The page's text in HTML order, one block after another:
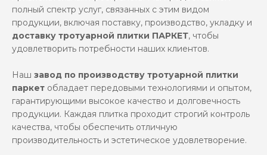
полный спектр услуг, связанных с этим видом
продукции, включая поставку, производство, укладку и
доставку тротуарной плитки ПАРКЕТ, чтобы
удовлетворить потребности наших клиентов.
Наш завод по производству тротуарной плитки
паркет обладает передовыми технологиями и опытом,
гарантирующими высокое качество и долговечность
продукции. Каждая плитка проходит строгий контроль
качества, чтобы обеспечить отличную
производительность и эстетическое удовлетворение.